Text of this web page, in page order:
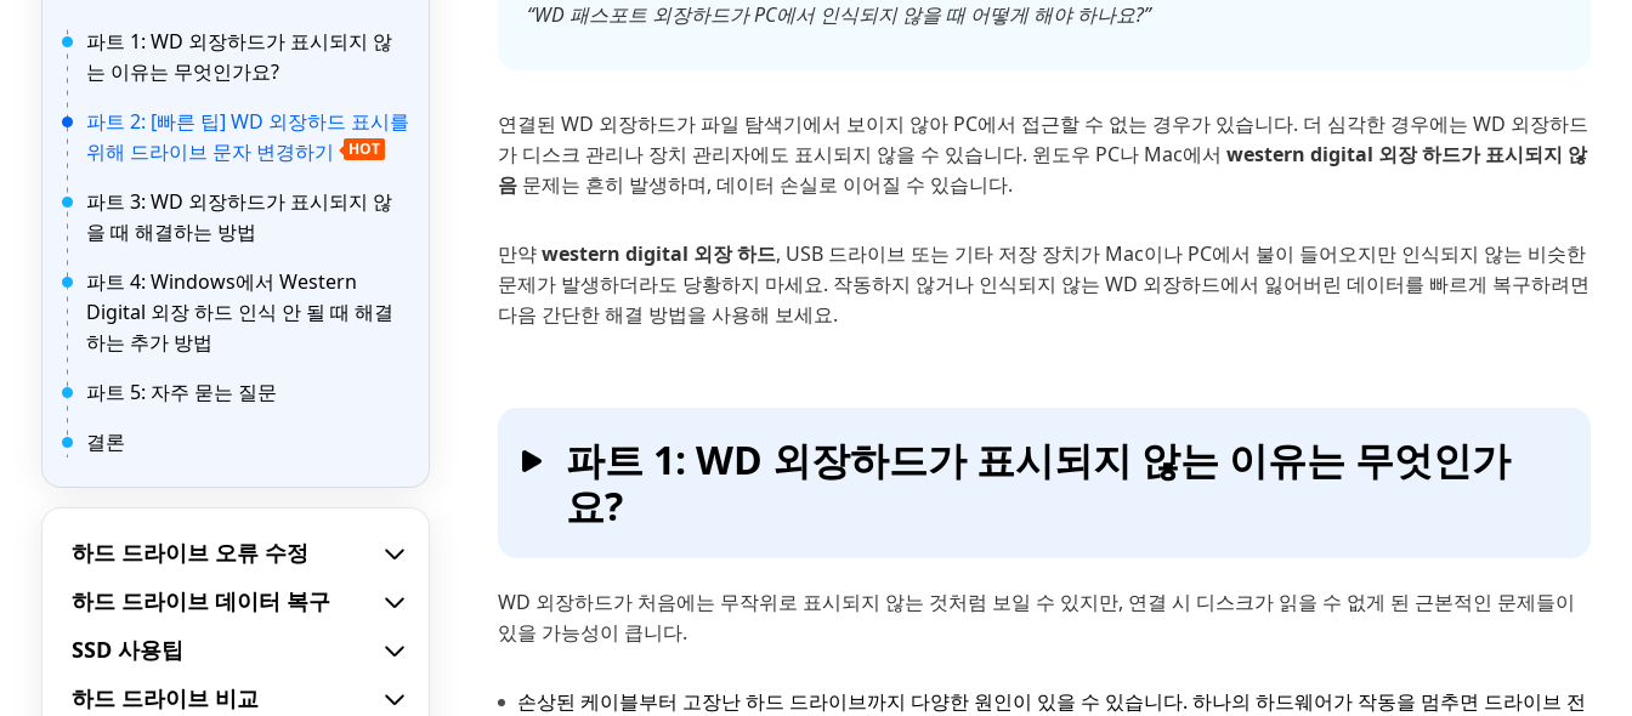
파트 1: WD 외장하드가 표시되지 않
는 이유는 무엇인가요?
파트 2: [빠른 팁] WD 외장하드 표시를
위해 드라이브 문자 변경하기
HOT
파트 3: WD 외장하드가 표시되지 않
을 때 해결하는 방법
파트 4: Windows에서 Western
Digital 외장 하드 인식 안 될 때 해결
하는 추가 방법
파트 5: 자주 묻는 질문
결론
하드 드라이브 오류 수정
하드 드라이브 데이터 복구
SSD 사용팁
하드 드라이브 비교
“WD 패스포트 외장하드가 PC에서 인식되지 않을 때 어떻게 해야 하나요?”
연결된 WD 외장하드가 파일 탐색기에서 보이지 않아 PC에서 접근할 수 없는 경우가 있습니다. 더 심각한 경우에는 WD 외장하드
가 디스크 관리나 장치 관리자에도 표시되지 않을 수 있습니다. 윈도우 PC나 Mac에서 western digital 외장 하드가 표시되지 않
음 문제는 흔히 발생하며, 데이터 손실로 이어질 수 있습니다.
만약western digital 외장 하드, USB 드라이브 또는 기타 저장 장치가 Mac이나 PC에서 불이 들어오지만 인식되지 않는 비슷한
문제가 발생하더라도 당황하지 마세요. 작동하지 않거나 인식되지 않는 WD 외장하드에서 잃어버린 데이터를 빠르게 복구하려면
다음 간단한 해결 방법을 사용해 보세요.
파트 1: WD 외장하드가 표시되지 않는 이유는 무엇인가
요?
WD 외장하드가 처음에는 무작위로 표시되지 않는 것처럼 보일 수 있지만, 연결 시 디스크가 읽을 수 없게 된 근본적인 문제들이
있을 가능성이 큽니다.
손상된 케이블부터 고장난 하드 드라이브까지 다양한 원인이 있을 수 있습니다. 하나의 하드웨어가 작동을 멈추면 드라이브 전